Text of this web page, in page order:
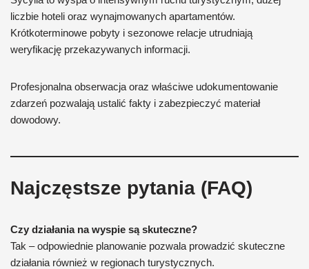
liczbie hoteli oraz wynajmowanych apartamentów.
Krótkoterminowe pobyty i sezonowe relacje utrudniają
weryfikację przekazywanych informacji.
Profesjonalna obserwacja oraz właściwe udokumentowanie
zdarzeń pozwalają ustalić fakty i zabezpieczyć materiał
dowodowy.
Najczęstsze pytania (FAQ)
Czy działania na wyspie są skuteczne?
Tak – odpowiednie planowanie pozwala prowadzić skuteczne
działania również w regionach turystycznych.